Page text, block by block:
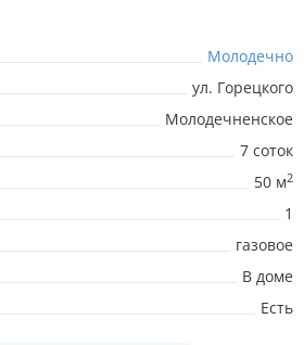
Молодечно
ул. Горецкого
Молодечненское
7 соток
50 м2
1
газовое
В доме
Есть